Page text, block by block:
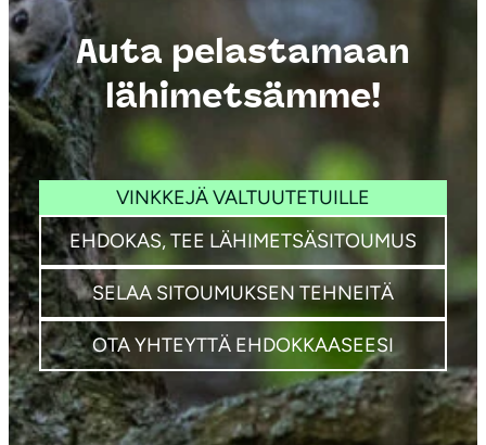
Auta pelastamaan
lähimetsämme!
VINKKEJÄ VALTUUTETUILLE
EHDOKAS, TEE LÄHIMETSÄSITOUMUS
SELAA SITOUMUKSEN TEHNEITÄ
OTA YHTEYTTÄ EHDOKKAASEESI